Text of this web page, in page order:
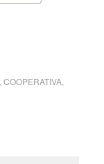
COOPERATIVA,